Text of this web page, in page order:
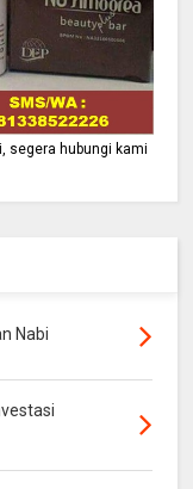
segera hubungi kami
Nabi